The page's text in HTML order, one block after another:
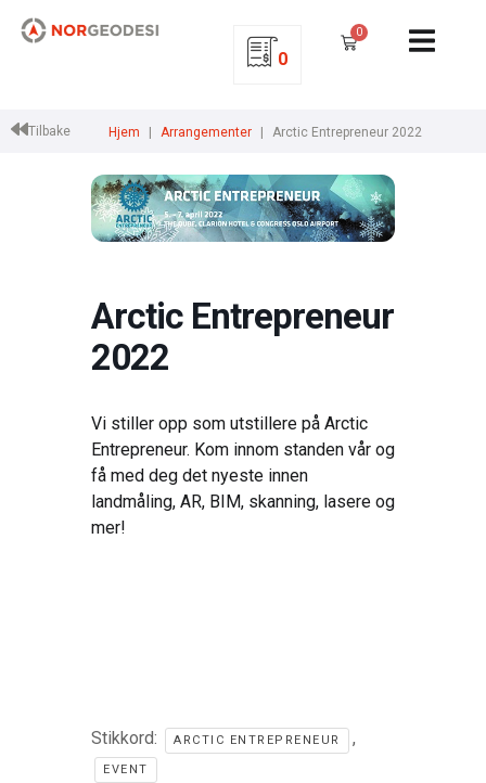
0
0
Tilbake Hjem Arrangementer Arctic Entrepreneur 2022
Arctic Entrepreneur
2022
Vi stiller opp som utstillere på Arctic
Entrepreneur. Kom innom standen vår og
få med deg det nyeste innen
landmåling, AR, BIM, skanning, lasere og
mer!
Stikkord: ARCTIC ENTREPRENEUR ,
EVENT